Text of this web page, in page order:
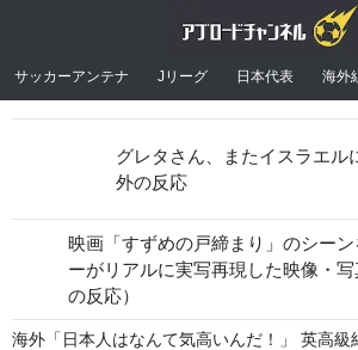
サッカーアンテナ Jリーグ 日本代表 海外
海外「日本人はなんて気高いんだ！」 英高
グレタさん、またイスラエ
外の反応
映画「すずめの戸締まり」のシー
ーがリアルに実写再現した映像・
の反応）